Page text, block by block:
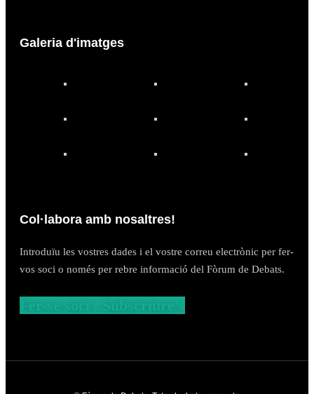
Galeria d'imatges
Col·labora amb nosaltres!
Introduïu les vostres dades i el vostre correu electrònic per fer-
vos soci o només per rebre informació del Fòrum de Debats.
Fer-se soci / Subscriure's